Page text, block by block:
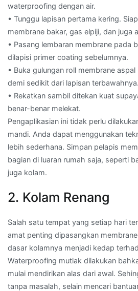
waterproofing dengan air.
• Tunggu lapisan pertama kering.
membrane bakar, gas elpiji, dan juga
• Pasang lembaran membrane pada
dilapisi primer coating sebelumnya.
• Buka gulungan roll membrane
demi sedikit dari lapisan terbawahnya.
• Rekatkan sambil ditekan kuat
benar-benar melekat.
Pengaplikasian ini tidak perlu
mandi. Anda dapat menggunakan
lebih sederhana. Simpan pelapis
bagian di luaran rumah saja, seperti
juga kolam.
2. Kolam Renang
Salah satu tempat yang setiap hari
amat penting dipasangkan
dasar kolamnya menjadi kedap
Waterproofing mutlak dilakukan
mulai mendirikan alas dari awal.
tanpa masalah, selain mencari